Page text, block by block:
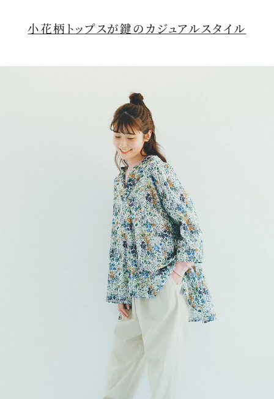
小花柄トップスが鍵のカジュアルスタイル